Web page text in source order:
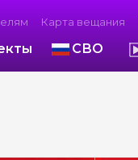
Карта вещания
СВО